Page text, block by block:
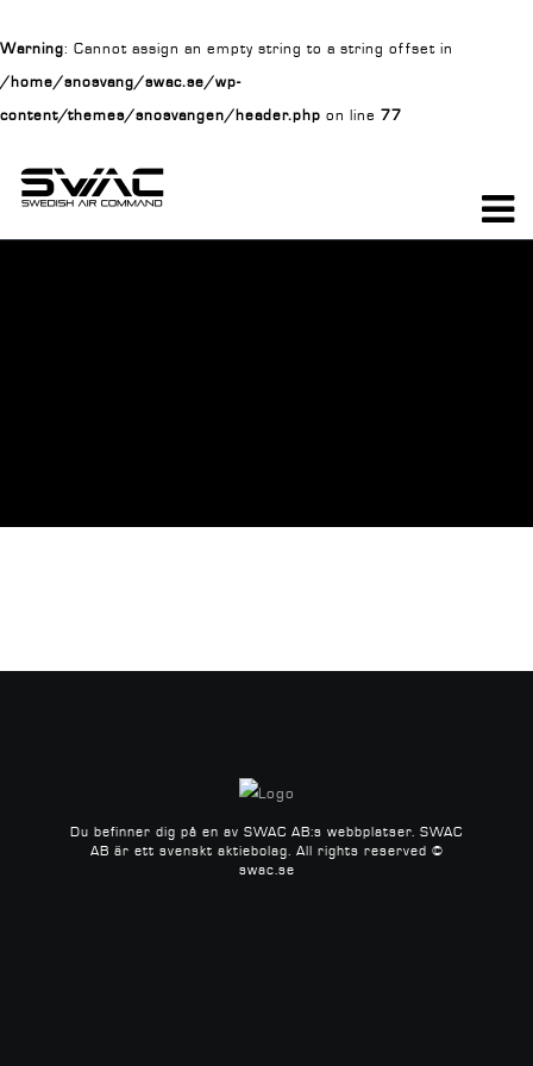
Warning: Cannot assign an empty string to a string offset in
/home/snosvang/swac.se/wp-
content/themes/snosvangen/header.php on line 77
Du befinner dig på en av SWAC AB:s webbplatser. SWAC
AB är ett svenskt aktiebolag. All rights reserved ©
swac.se